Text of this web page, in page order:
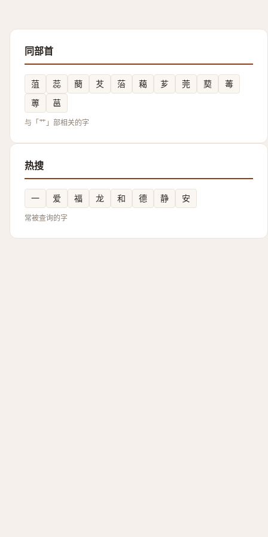
同部首
菹 蕊 蔅 䒘 菭 藒 芗 莞 葜
䓯
蒪
䓃
与「艹」部相关的字
热搜
一 爱 福 龙 和 德 静 安
常被查询的字